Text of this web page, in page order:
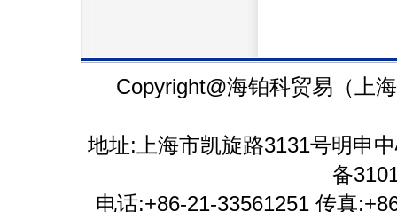
Copyright@海铂科贸易（上
地址:上海市凯旋路3131号明申
备
电话:+86-21-33561251 传真